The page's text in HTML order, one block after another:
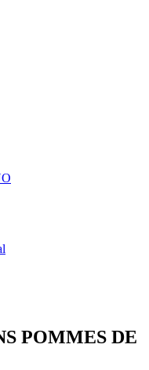
POMMES DE